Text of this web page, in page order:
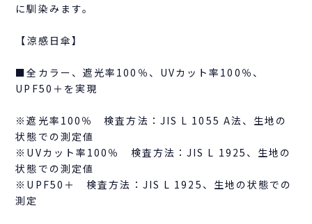
に馴染みます。
【涼感日傘】
■全カラー、遮光率100％、UVカット率100％、
UPF50＋を実現
※遮光率100％ 検査方法：JIS L 1055 A法、生地の
状態での測定値
※UVカット率100％ 検査方法：JIS L 1925、生地の
状態での測定値
※UPF50＋ 検査方法：JIS L 1925、生地の状態での
測定